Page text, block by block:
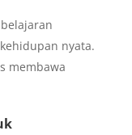
nyata.
membawa